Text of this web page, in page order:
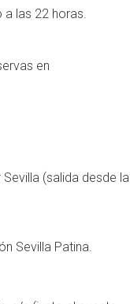
a las 22 horas.
en
(salida desde la
Sevilla Patina.